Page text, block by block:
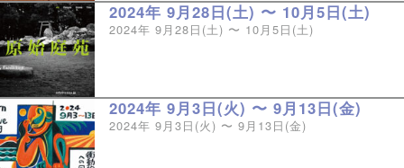
2024年 9月28日(土) 〜 10月5日(土)
2024年 9月28日(土) 〜 10月5日(土)
2024年 9月3日(火) 〜 9月13日(金)
2024年 9月3日(火) 〜 9月13日(金)